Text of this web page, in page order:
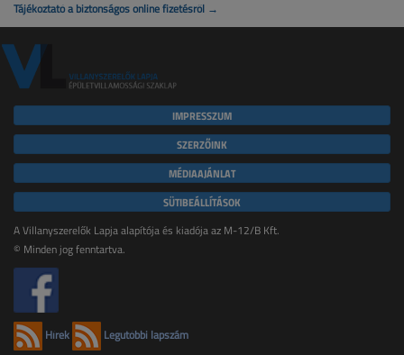
Tájékoztató a biztonságos online fizetésről →
IMPRESSZUM
SZERZŐINK
MÉDIAAJÁNLAT
SÜTIBEÁLLÍTÁSOK
A Villanyszerelők Lapja alapítója és kiadója az M-12/B Kft.
© Minden jog fenntartva.
Hírek Legutóbbi lapszám